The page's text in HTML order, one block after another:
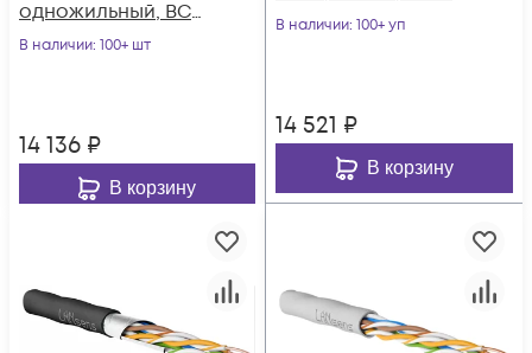
одножильный, BC
(чистая медь),
В наличии: 100+ шт
14 136 ₽
В корзину
В наличии: 100+ уп
14 521 ₽
В корзину